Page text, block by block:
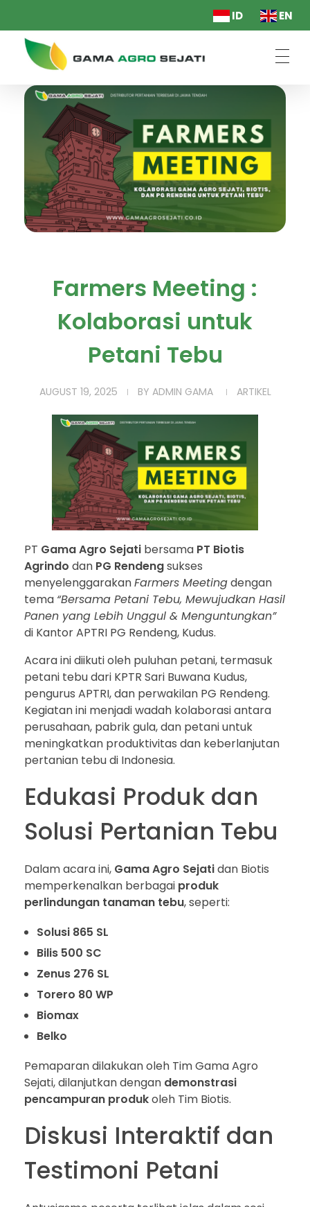
Farmers Meeting :
Kolaborasi untuk
Petani Tebu
AUGUST 19, 2025 BY ADMIN GAMA ARTIKEL
PT Gama Agro Sejati bersama PT Biotis
Agrindo dan PG Rendengsukses
menyelenggarakanFarmers Meetingdengan
tema “Bersama Petani Tebu, Mewujudkan Hasil
Panen yang Lebih Unggul & Menguntungkan”
di Kantor APTRI PG Rendeng, Kudus.
Acara ini diikuti oleh puluhan petani, termasuk
petani tebu dari KPTR Sari Buwana Kudus,
pengurus APTRI, dan perwakilan PG Rendeng.
Kegiatan ini menjadi wadah kolaborasi antara
perusahaan, pabrik gula, dan petani untuk
meningkatkan produktivitas dan keberlanjutan
pertanian tebu di Indonesia.
Edukasi Produk dan
Solusi Pertanian Tebu
Dalam acara ini, Gama Agro Sejatidan Biotis
memperkenalkan berbagai produk
perlindungan tanaman tebu, seperti:
Solusi 865 SL
Bilis 500 SC
Zenus 276 SL
Torero 80 WP
Biomax
Belko
Pemaparan dilakukan oleh Tim Gama Agro
Sejati, dilanjutkan dengan demonstrasi
pencampuran produkoleh Tim Biotis.
Diskusi Interaktif dan
Testimoni Petani
EN
ID